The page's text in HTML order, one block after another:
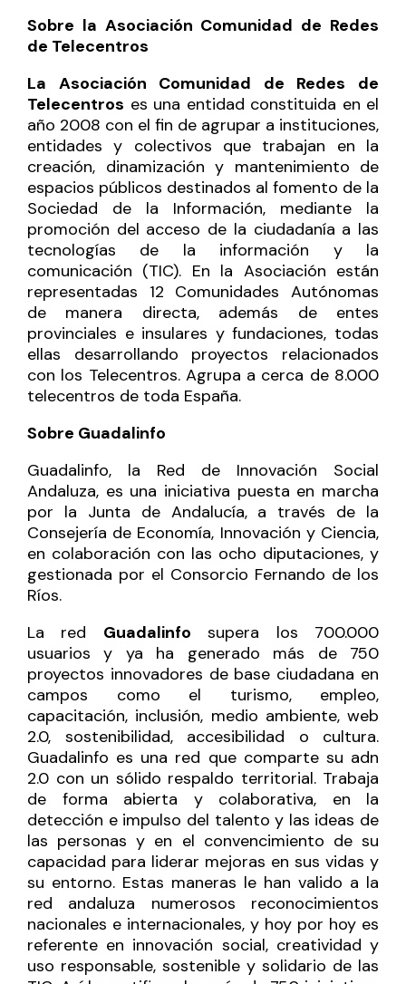
Sobre la Asociación Comunidad de Redes
de Telecentros
La Asociación Comunidad de Redes de
Telecentros es una entidad constituida en el
año 2008 con el fin de agrupar a instituciones,
entidades y colectivos que trabajan en la
creación, dinamización y mantenimiento de
espacios públicos destinados al fomento de la
Sociedad de la Información, mediante la
promoción del acceso de la ciudadanía a las
tecnologías de la información y la
comunicación (TIC). En la Asociación están
representadas 12 Comunidades Autónomas
de manera directa, además de entes
provinciales e insulares y fundaciones, todas
ellas desarrollando proyectos relacionados
con los Telecentros. Agrupa a cerca de 8.000
telecentros de toda España.
Sobre Guadalinfo
Guadalinfo, la Red de Innovación Social
Andaluza, es una iniciativa puesta en marcha
por la Junta de Andalucía, a través de la
Consejería de Economía, Innovación y Ciencia,
en colaboración con las ocho diputaciones, y
gestionada por el Consorcio Fernando de los
Ríos.
La red Guadalinfo supera los 700.000
usuarios y ya ha generado más de 750
proyectos innovadores de base ciudadana en
campos como el turismo, empleo,
capacitación, inclusión, medio ambiente, web
2.0, sostenibilidad, accesibilidad o cultura.
Guadalinfo es una red que comparte su adn
2.0 con un sólido respaldo territorial. Trabaja
de forma abierta y colaborativa, en la
detección e impulso del talento y las ideas de
las personas y en el convencimiento de su
capacidad para liderar mejoras en sus vidas y
su entorno. Estas maneras le han valido a la
red andaluza numerosos reconocimientos
nacionales e internacionales, y hoy por hoy es
referente en innovación social, creatividad y
uso responsable, sostenible y solidario de las